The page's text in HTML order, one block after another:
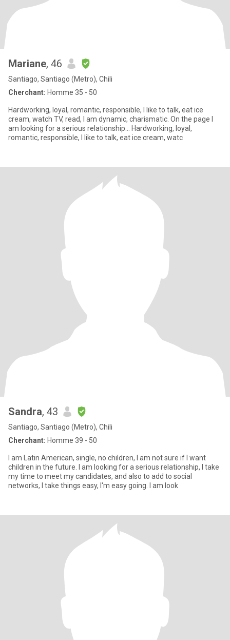
Mariane, 46
Santiago, Santiago (Metro), Chili
Cherchant: Homme 35 - 50
Hardworking, loyal, romantic, responsible, I like to talk, eat ice
cream, watch TV, read, I am dynamic, charismatic. On the page I
am looking for a serious relationship... Hardworking, loyal,
romantic, responsible, I like to talk, eat ice cream, watc
Sandra, 43
Santiago, Santiago (Metro), Chili
Cherchant: Homme 39 - 50
I am Latin American, single, no children, I am not sure if I want
children in the future. I am looking for a serious relationship, I take
my time to meet my candidates, and also to add to social
networks, I take things easy, I'm easy going. I am look